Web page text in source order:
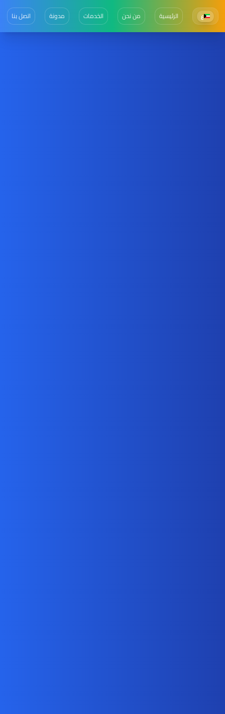
ع الرئيسية من نحن الخدمات مدونة اتصل بنا